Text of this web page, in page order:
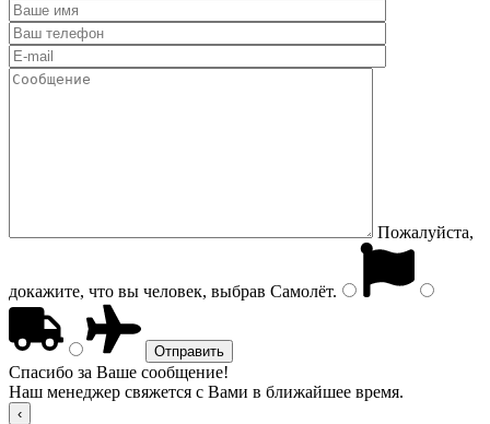
Пожалуйста,
докажите, что вы человек, выбрав Самолёт.
Спасибо за Ваше сообщение!
Наш менеджер свяжется с Вами в ближайшее время.